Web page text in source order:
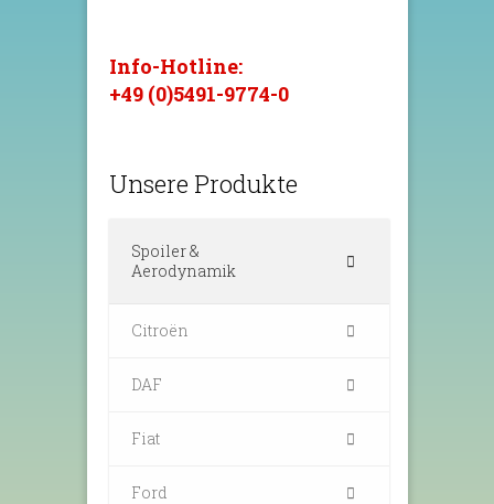
Info-Hotline:
+49 (0)5491-9774-0
Unsere Produkte
Spoiler &
Aerodynamik
Citroën
DAF
Fiat
Ford